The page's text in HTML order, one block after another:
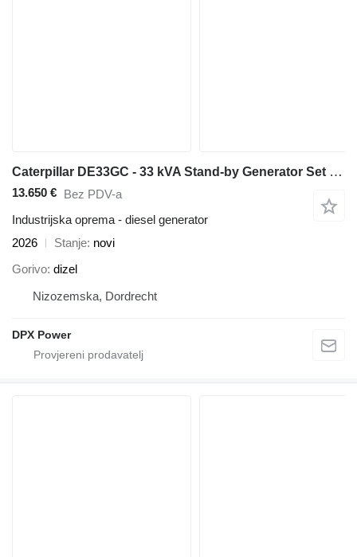
Caterpillar DE33GC - 33 kVA Stand-by Generator Set - DPX-18204
13.650 € Bez PDV-a
Industrijska oprema - diesel generator
2026
Stanje novi
Gorivo dizel
Nizozemska, Dordrecht
DPX Power